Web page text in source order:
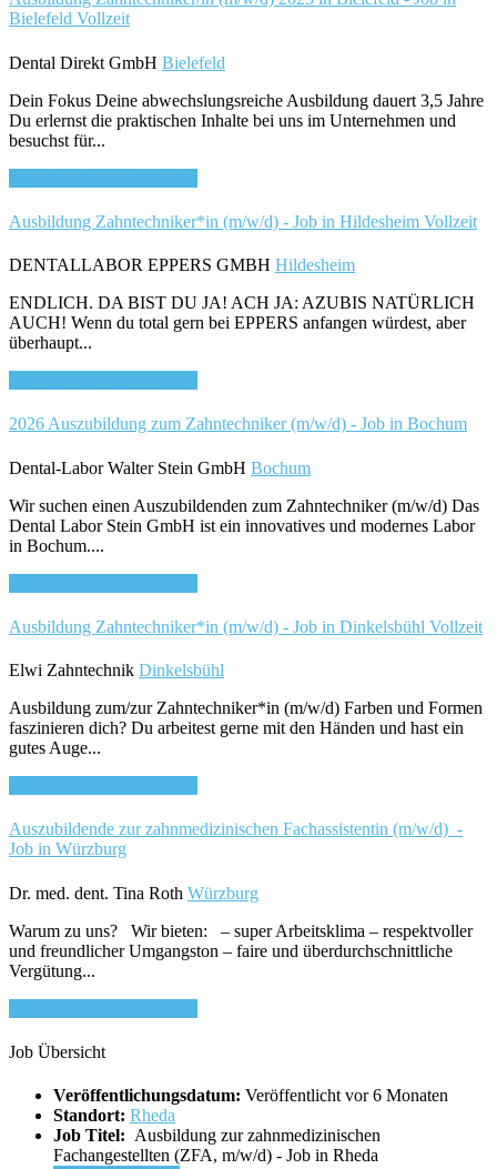
Bielefeld Vollzeit
Dental Direkt GmbH Bielefeld
Dein Fokus Deine abwechslungsreiche Ausbildung dauert 3,5 Jahre
Du erlernst die praktischen Inhalte bei uns im Unternehmen und
besuchst für...
Ausbildung Zahntechniker*in (m/w/d) - Job in Hildesheim Vollzeit
DENTALLABOR EPPERS GMBH Hildesheim
ENDLICH. DA BIST DU JA! ACH JA: AZUBIS NATÜRLICH
AUCH! Wenn du total gern bei EPPERS anfangen würdest, aber
überhaupt...
2026 Auszubildung zum Zahntechniker (m/w/d) - Job in Bochum
Dental-Labor Walter Stein GmbH Bochum
Wir suchen einen Auszubildenden zum Zahntechniker (m/w/d) Das
Dental Labor Stein GmbH ist ein innovatives und modernes Labor
in Bochum....
Ausbildung Zahntechniker*in (m/w/d) - Job in Dinkelsbühl Vollzeit
Elwi Zahntechnik Dinkelsbühl
Ausbildung zum/zur Zahntechniker*in (m/w/d) Farben und Formen
faszinieren dich? Du arbeitest gerne mit den Händen und hast ein
gutes Auge...
Auszubildende zur zahnmedizinischen Fachassistentin (m/w/d) -
Job in Würzburg
Dr. med. dent. Tina Roth Würzburg
Warum zu uns? Wir bieten: – super Arbeitsklima – respektvoller
und freundlicher Umgangston – faire und überdurchschnittliche
Vergütung...
Job Übersicht
Veröffentlichungsdatum: Veröffentlicht vor 6 Monaten
Standort: Rheda
Job Titel: Ausbildung zur zahnmedizinischen
Fachangestellten (ZFA, m/w/d) - Job in Rheda